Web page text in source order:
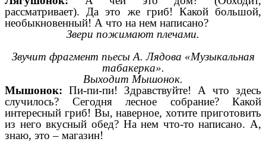
рассматривает). Да это же гриб! Какой большой,
необыкновенный! А что на нем написано?
Звери пожимают плечами.
Звучит фрагмент пьесы А. Лядова «Музыкальная
табакерка».
Выходит Мышонок.
Мышонок: Пи-пи-пи! Здравствуйте! А что здесь
случилось? Сегодня лесное собрание? Какой
интересный гриб! Вы, наверное, хотите приготовить
из него вкусный обед? На нем что-то написано. А,
знаю, это – магазин!